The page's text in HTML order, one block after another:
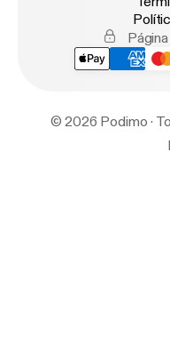
© 2026 Podimo ·